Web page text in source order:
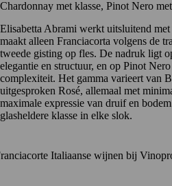
Chardonnay met klasse, Pinot Nero
Elisabetta Abrami werkt uitsluitend
maakt alleen Franciacorta volgens de
tweede gisting op fles. De nadruk ligt
elegantie en structuur, en op Pinot
complexiteit. Het gamma varieert van
uitgesproken Rosé, allemaal met
maximale expressie van druif en
glasheldere klasse in elke slok.